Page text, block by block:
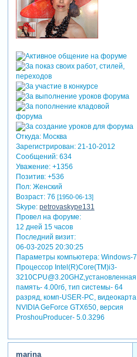
Откуда:Москва
Зарегистрирован: 21-10-2012
Сообщений:634
Уважение: +1356
Позитив: +536
Пол:Женский
Возраст:76 [1950-06-13]
Skype: petrovaskype131
Провел на форуме:
12 дней 15 часов
Последний визит:
06-03-2025 20:30:25
Параметры компьютера:Windows-7
Процессор Intel(R)Core(TM)i3-
3210CPU@3.20GHZ,установленная
память- 4.00гб, тип системы- 64
разряд, комп-USER-PC, видеокарта
NVIDIA GeForce GTX650, версия
ProshouProducer- 5.0.3296
marina